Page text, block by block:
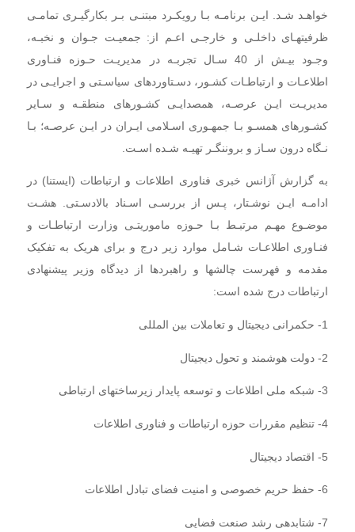
خواهـد شـد. ایـن برنامـه بـا رویکـرد مبتنـی بـر بکارگیـری تمامـی
ظرفیتهـای داخلـی و خارجـی اعـم از: جمعیـت جـوان و نخبـه،
وجـود بیـش از 40 سـال تجربـه در مدیریـت حـوزه فنـاوری
اطلاعـات و ارتباطـات کشـور، دسـتاوردهای سیاسـتی و اجرایـی در
مدیریـت ایـن عرصـه، همصدایـی کشـورهای منطقـه و سـایر
کشـورهای همسـو بـا جمهـوری اسـلامی ایـران در ایـن عرصـه؛ بـا
نـگاه درون سـاز و بروننگـر تهیـه شـده اسـت.
به گزارش آژانس خبری فناوری اطلاعات و ارتباطات (ایستنا) در
ادامـه ایـن نوشـتار، پـس از بررسـی اسـناد بالادسـتی. هشـت
موضـوع مهـم مرتبـط بـا حـوزه ماموریتـی وزارت ارتباطـات و
فنـاوری اطلاعـات شـامل موارد زیر درج و برای هریک به تفکیک
مقدمه و فهرست چالشها و راهبردها از دیدگاه وزیر پیشنهادی
ارتباطات درج شده است:
1- حکمرانی دیجیتال و تعاملات بین المللی
2- دولت هوشمند و تحول دیجیتال
3- شبکه ملی اطلاعات و توسعه پایدار زیرساختهای ارتباطی
4- تنظیم مقررات حوزه ارتباطات و فناوری اطلاعات
5- اقتصاد دیجیتال
6- حفظ حریم خصوصی و امنیت فضای تبادل اطلاعات
7- شتابدهی رشد صنعت فضایی